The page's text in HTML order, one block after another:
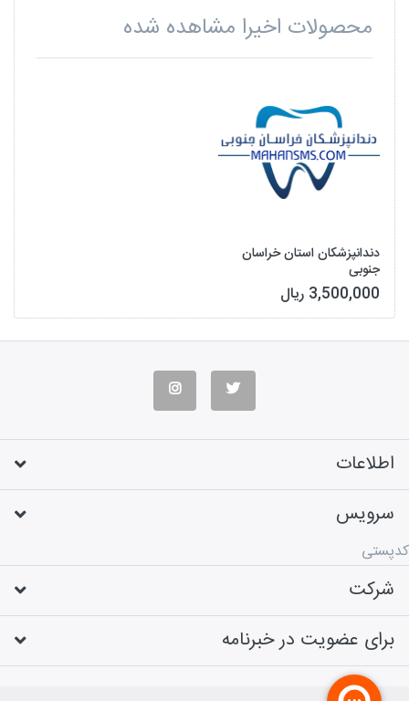
محصولات اخیرا مشاهده شده
دندانپزشکان استان خراسان
جنوبی
3,500,000 ریال
اطلاعات
سرویس
کدپستی
شرکت
برای عضویت در خبرنامه